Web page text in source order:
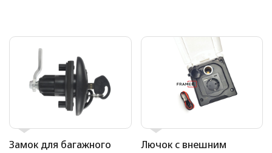
Замок для багажного
Лючок с внешним